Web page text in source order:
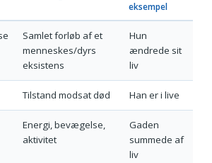
eksempel
Samlet forløb af et
menneskes/dyrs
eksistens
Hun
ændrede sit
liv
Tilstand modsat død Han er i live
Energi, bevægelse,
aktivitet
Gaden
summede af
liv